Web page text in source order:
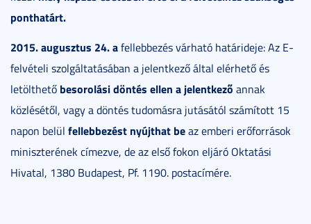
ponthatárt.
2015. augusztus 24. afellebbezés várható határideje: Az E-
felvételi szolgáltatásában a jelentkező által elérhető és
letölthető besorolási döntés ellen a jelentkező annak
közlésétől, vagy a döntés tudomásra jutásától számított 15
napon belül fellebbezést nyújthat beaz emberi erőforrások
miniszterének címezve, de az első fokon eljáró Oktatási
Hivatal, 1380 Budapest, Pf. 1190. postacímére.